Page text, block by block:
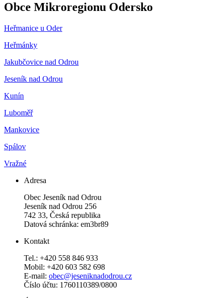
Obce Mikroregionu Odersko
Heřmanice u Oder
Heřmánky
Jakubčovice nad Odrou
Jeseník nad Odrou
Kunín
Luboměř
Mankovice
Spálov
Vražné
Adresa
Obec Jeseník nad Odrou
Jeseník nad Odrou 256
742 33, Česká republika
Datová schránka: em3br89
Kontakt
Tel.: +420 558 846 933
Mobil: +420 603 582 698
E-mail: obec@jeseniknadodrou.cz
Číslo účtu: 1760110389/0800